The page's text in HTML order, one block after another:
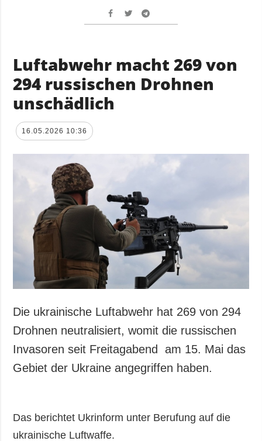
Luftabwehr macht 269 von
294 russischen Drohnen
unschädlich
16.05.2026 10:36
Die ukrainische Luftabwehr hat 269 von 294
Drohnen neutralisiert, womit die russischen
Invasoren seit Freitagabend am 15. Mai das
Gebiet der Ukraine angegriffen haben.
Das berichtet Ukrinform unter Berufung auf die
ukrainische Luftwaffe.